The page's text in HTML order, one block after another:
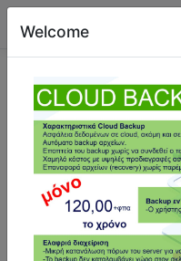
Υπολογισμός
7/7/2021
Welcome